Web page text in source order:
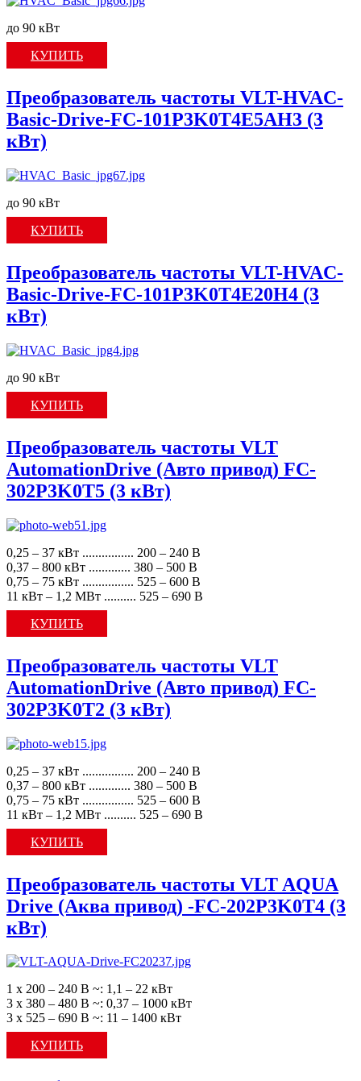
до 90 кВт
КУПИТЬ
Преобразователь частоты VLT-HVAC-
Basic-Drive-FC-101P3K0T4E5AH3 (3
кВт)
до 90 кВт
КУПИТЬ
Преобразователь частоты VLT-HVAC-
Basic-Drive-FC-101P3K0T4E20H4 (3
кВт)
до 90 кВт
КУПИТЬ
Преобразователь частоты VLT
AutomationDrive (Авто привод) FC-
302P3K0T5 (3 кВт)
0,25 – 37 кВт ................ 200 – 240 В
0,37 – 800 кВт ............. 380 – 500 В
0,75 – 75 кВт ................ 525 – 600 В
11 кВт – 1,2 МВт .......... 525 – 690 В
КУПИТЬ
Преобразователь частоты VLT
AutomationDrive (Авто привод) FC-
302P3K0T2 (3 кВт)
0,25 – 37 кВт ................ 200 – 240 В
0,37 – 800 кВт ............. 380 – 500 В
0,75 – 75 кВт ................ 525 – 600 В
11 кВт – 1,2 МВт .......... 525 – 690 В
КУПИТЬ
Преобразователь частоты VLT AQUA
Drive (Аква привод) -FC-202P3K0T4 (3
кВт)
1 х 200 – 240 В ~: 1,1 – 22 кВт
3 х 380 – 480 В ~: 0,37 – 1000 кВт
3 х 525 – 690 В ~: 11 – 1400 кВт
КУПИТЬ